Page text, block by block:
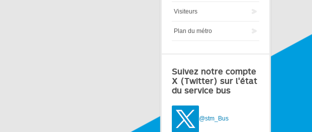
Visiteurs
Plan du métro
Suivez notre compte
X (Twitter) sur l'état
du service bus
@stm_Bus